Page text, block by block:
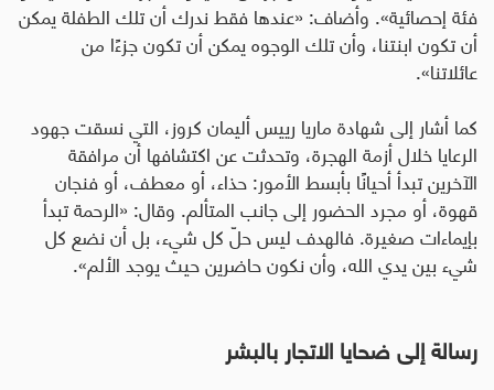
فئة إحصائية». وأضاف: «عندها فقط ندرك أن تلك الطفلة يمكن
أن تكون ابنتنا، وأن تلك الوجوه يمكن أن تكون جزءًا من
عائلاتنا».
كما أشار إلى شهادة ماريا رييس أليمان كروز، التي نسقت جهود
الرعايا خلال أزمة الهجرة، وتحدثت عن اكتشافها أن مرافقة
الآخرين تبدأ أحيانًا بأبسط الأمور: حذاء، أو معطف، أو فنجان
قهوة، أو مجرد الحضور إلى جانب المتألم. وقال: «الرحمة تبدأ
بإيماءات صغيرة. فالهدف ليس حلّ كل شيء، بل أن نضع كل
شيء بين يدي الله، وأن نكون حاضرين حيث يوجد الألم».
رسالة إلى ضحايا الاتجار بالبشر